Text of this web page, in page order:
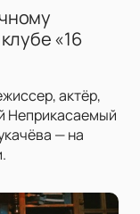
«16
актёр,
Неприкасаемый
— на